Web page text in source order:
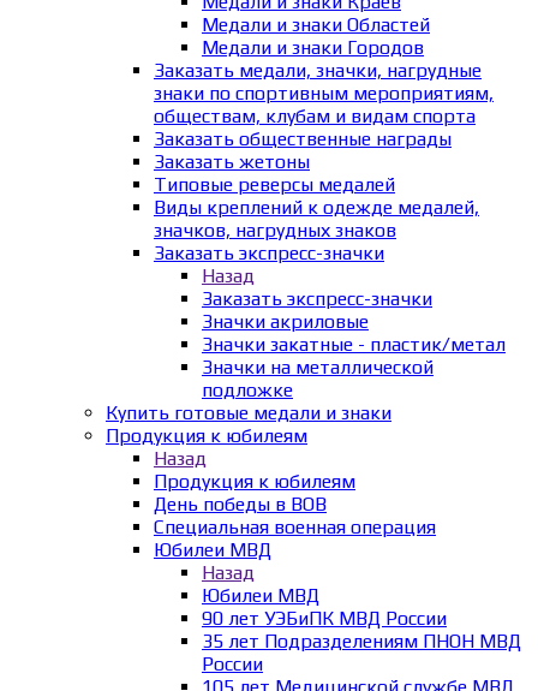
Медали и знаки Областей
Медали и знаки Городов
Заказать медали, значки, нагрудные
знаки по спортивным мероприятиям,
обществам, клубам и видам спорта
Заказать общественные награды
Заказать жетоны
Типовые реверсы медалей
Виды креплений к одежде медалей,
значков, нагрудных знаков
Заказать экспресс-значки
Назад
Заказать экспресс-значки
Значки акриловые
Значки закатные - пластик/метал
Значки на металлической
подложке
Купить готовые медали и знаки
Продукция к юбилеям
Назад
Продукция к юбилеям
День победы в ВОВ
Специальная военная операция
Юбилеи МВД
Назад
Юбилеи МВД
90 лет УЭБиПК МВД России
35 лет Подразделениям ПНОН МВД
России